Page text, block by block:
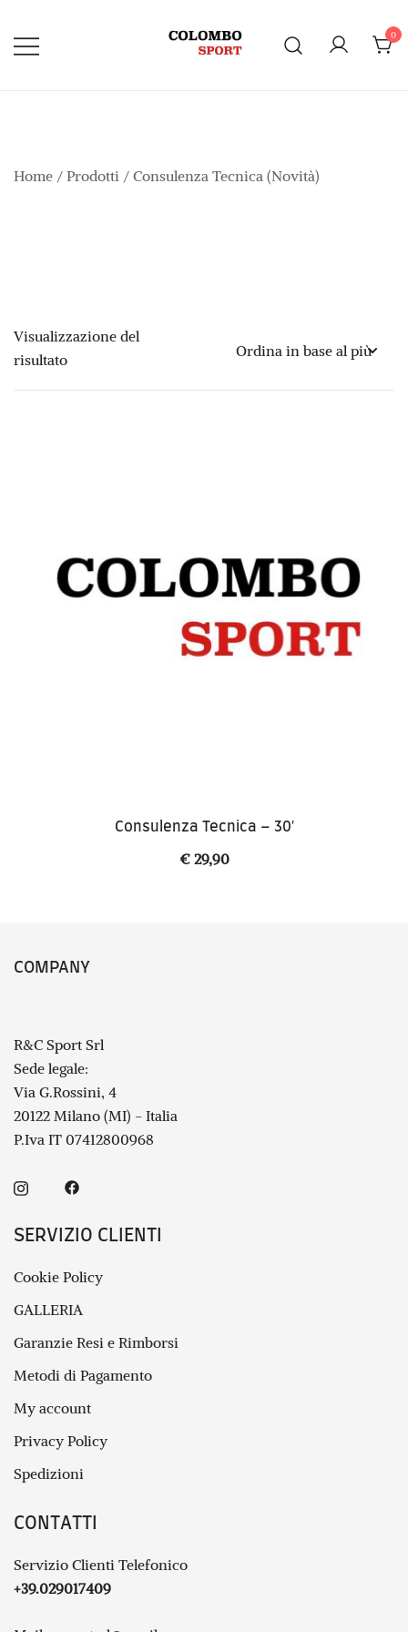
contenuto
0
Home / Prodotti / Consulenza Tecnica (Novità)
Visualizzazione del
risultato
Consulenza Tecnica – 30′
€29,90
COMPANY
R&C Sport Srl
Sede legale:
Via G.Rossini, 4
20122 Milano (MI) - Italia
P.Iva IT 07412800968
SERVIZIO CLIENTI
Cookie Policy
GALLERIA
Garanzie Resi e Rimborsi
Metodi di Pagamento
My account
Privacy Policy
Spedizioni
CONTATTI
Servizio Clienti Telefonico
+39.029017409